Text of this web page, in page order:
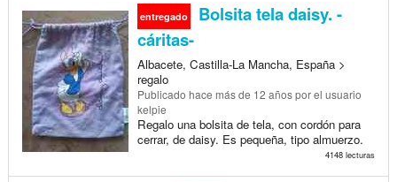
entregado
Bolsita tela daisy. -
cáritas-
Albacete, Castilla-La Mancha, España >
regalo
Publicado hace más de 12 añospor el usuario
kelpie
Regalo una bolsita de tela, con cordón para
cerrar, de daisy. Es pequeña, tipo almuerzo.
4148 lecturas